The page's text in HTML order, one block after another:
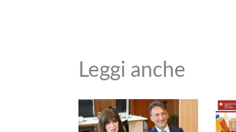
Leggi anche